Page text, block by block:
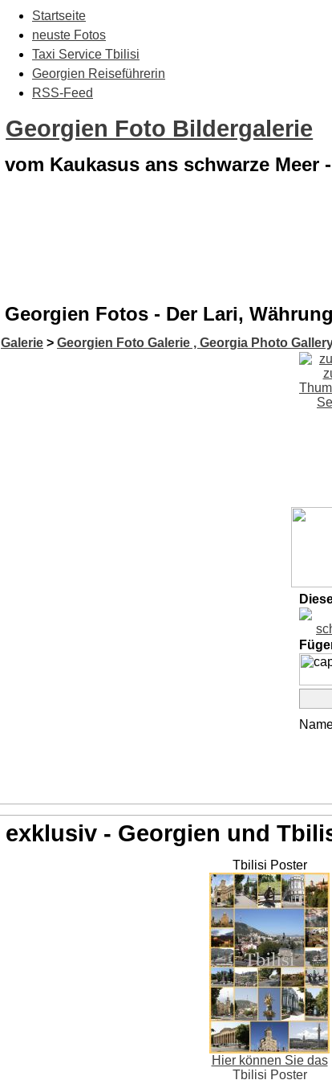
Startseite
neuste Fotos
Taxi Service Tbilisi
Georgien Reiseführerin
RSS-Feed
Georgien Foto Bildergalerie
vom Kaukasus ans schwarze
Georgien Fotos - Der Lari,
Galerie > Georgien Foto Galerie , Georgia Photo
exklusiv - Georgien und
Tbilisi Poster
Hier können Sie das
Tbilisi Poster